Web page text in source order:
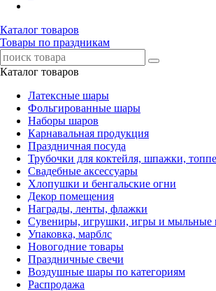
Каталог товаров
Товары по праздникам
Каталог товаров
Латексные шары
Фольгированные шары
Наборы шаров
Карнавальная продукция
Праздничная посуда
Трубочки для коктейля, шпажки,
Свадебные аксессуары
Хлопушки и бенгальские огни
Декор помещения
Награды, ленты, флажки
Сувениры, игрушки, игры и мыльные
Упаковка, марблс
Новогодние товары
Праздничные свечи
Воздушные шары по категориям
Распродажа